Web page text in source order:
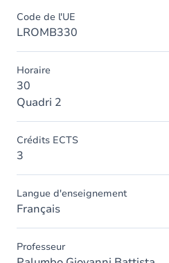
Code de l'UE
LROMB330
Horaire
30
Quadri 2
Crédits ECTS
3
Langue d'enseignement
Français
Professeur